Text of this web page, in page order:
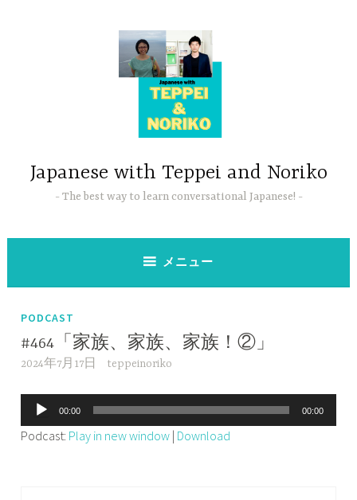
Japanese with Teppei and Noriko
The best way to learn conversational Japanese!
メニュー
PODCAST
#464「家族、家族、家族！②」
2024年7月17日 teppeinoriko
声
プ
00:00 00:00
Podcast: Play in new window | Download